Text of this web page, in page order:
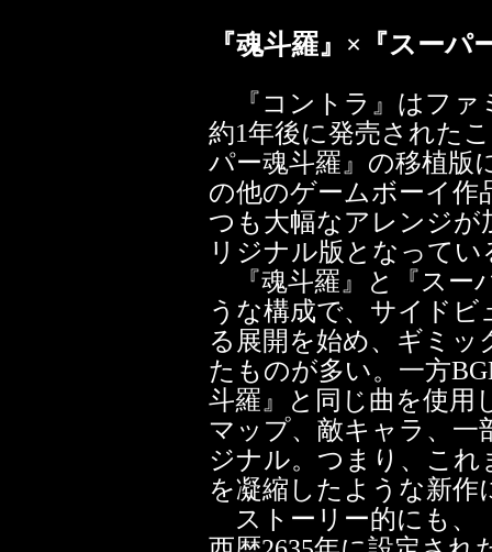
『魂斗羅』×『スー
『コントラ』はファ
約1年後に発売された
パー魂斗羅』の移植版
の他のゲームボーイ作
つも大幅なアレンジ
リジナル版となってい
『魂斗羅』と『スー
うな構成で、サイド
る展開を始め、ギミッ
たものが多い。一方
斗羅』と同じ曲を使用
マップ、敵キャラ、一
ジナル。つまり、こ
を凝縮したような新
ストーリー的にも、